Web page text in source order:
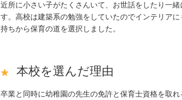
近所に小さい子がたくさんいて、お世話をしたり一
す。高校は建築系の勉強をしていたのでインテリア
持ちから保育の道を選択しました。
本校を選んだ理由
卒業と同時に幼稚園の先生の免許と保育士資格を取